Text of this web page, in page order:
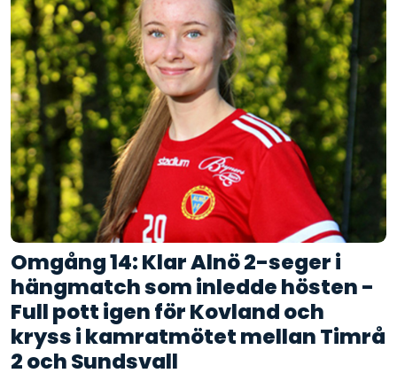
Omgång 14: Klar Alnö 2-seger i
hängmatch som inledde hösten -
Full pott igen för Kovland och
kryss i kamratmötet mellan Timrå
2 och Sundsvall